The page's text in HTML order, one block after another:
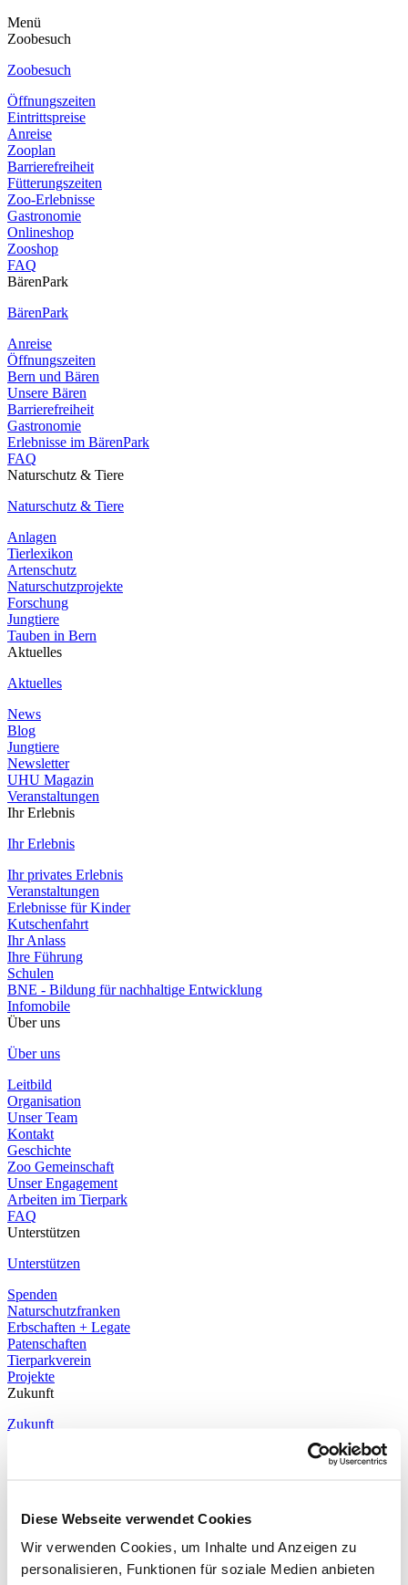
Diese Webseite verwendet Cookies
Wir verwenden Cookies, um Inhalte und Anzeigen zu
personalisieren, Funktionen für soziale Medien anbieten
Menü
Zoobesuch
Zoobesuch
Öffnungszeiten
Eintrittspreise
Anreise
Zooplan
Barrierefreiheit
Fütterungszeiten
Zoo-Erlebnisse
Gastronomie
Onlineshop
Zooshop
FAQ
BärenPark
BärenPark
Anreise
Öffnungszeiten
Bern und Bären
Unsere Bären
Barrierefreiheit
Gastronomie
Erlebnisse im BärenPark
FAQ
Naturschutz & Tiere
Naturschutz & Tiere
Anlagen
Tierlexikon
Artenschutz
Naturschutzprojekte
Forschung
Jungtiere
Tauben in Bern
Aktuelles
Aktuelles
News
Blog
Jungtiere
Newsletter
UHU Magazin
Veranstaltungen
Ihr Erlebnis
Ihr Erlebnis
Ihr privates Erlebnis
Veranstaltungen
Erlebnisse für Kinder
Kutschenfahrt
Ihr Anlass
Ihre Führung
Schulen
BNE - Bildung für nachhaltige Entwicklung
Infomobile
Über uns
Über uns
Leitbild
Organisation
Unser Team
Kontakt
Geschichte
Zoo Gemeinschaft
Unser Engagement
Arbeiten im Tierpark
FAQ
Unterstützen
Unterstützen
Spenden
Naturschutzfranken
Erbschaften + Legate
Patenschaften
Tierparkverein
Projekte
Zukunft
Zukunft
Deutsch